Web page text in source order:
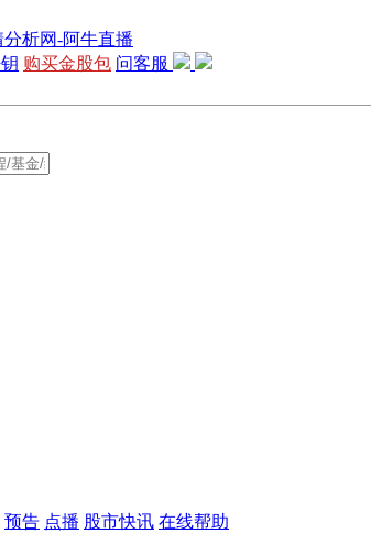
购买金股包 问客服
预告 点播 股市快讯 在线帮助